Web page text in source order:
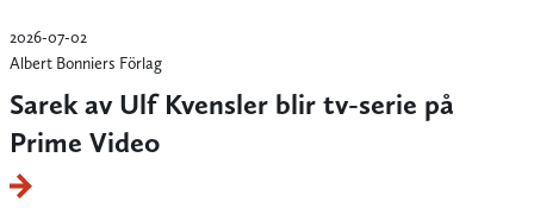
2026-07-02
Albert Bonniers Förlag
Sarek av Ulf Kvensler blir tv-serie på
Prime Video